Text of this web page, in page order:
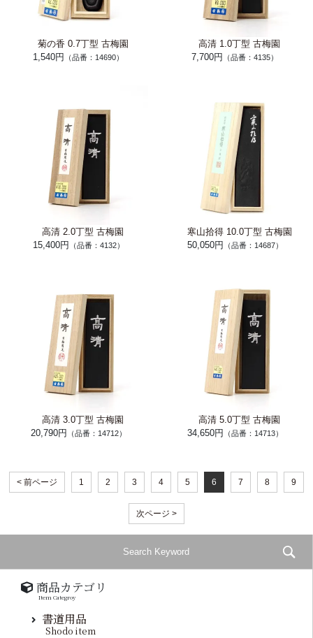
菊の香 0.7丁型 古梅園
1,540円
（品番：14690）
高清 1.0丁型 古梅園
7,700円
（品番：4135）
高清 2.0丁型 古梅園
15,400円
（品番：4132）
寒山拾得 10.0丁型 古梅園
50,050円
（品番：14687）
高清 3.0丁型 古梅園
20,790円
（品番：14712）
高清 5.0丁型 古梅園
34,650円
（品番：14713）
< 前ページ 1 2 3 4 5 6 7 8 9
次ページ >
商品カテゴリ
Item Categroy
書道用品
Shodo item